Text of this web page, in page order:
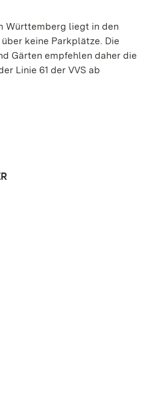
Württemberg liegt in den
keine Parkplätze. Die
Gärten empfehlen daher die
Linie 61 der VVS ab